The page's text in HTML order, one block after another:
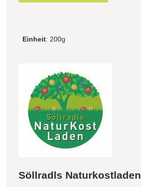
Einheit: 200g
Söllradls Naturkostladen